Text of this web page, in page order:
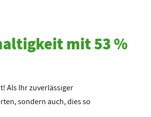
mit 53 %
Als Ihr zuverlässiger
sondern auch, dies so